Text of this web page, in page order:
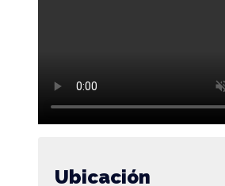
Ubicación